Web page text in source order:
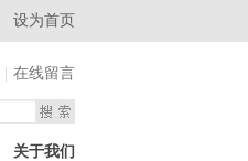
设为首页
在线留言
关于我们